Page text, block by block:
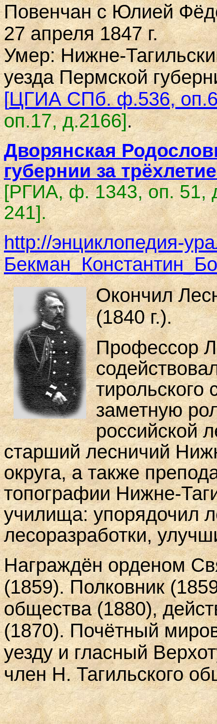
Повенчан с Юлией
27 апреля 1847 г.
Умер: Нижне-
уезда Пермской
[ЦГИА СПб. ф.536,
оп.17, д.2166].
Дворянская
губернии за
[РГИА, ф. 1343, оп. 51,
241].
http://энциклопедия-
Окончил
(1840 г.).
Профессор
тирольского
заметную
российской
старший лесничий
округа, а также
топографии Нижне-
училища: упорядочил
лесоразработки,
Награждён орденом
(1859). Полковник
общества (1880),
(1870). Почётный
уезду и гласный
член Н. Тагильского